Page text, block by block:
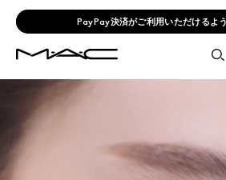
PayPay決済がご利用いただけるよ